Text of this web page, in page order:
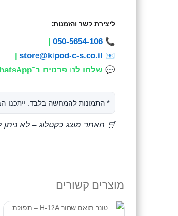
ליצירת קשר והזמנות:
📞
050-5654-106
|
📧
store@kipod-c-s.co.il
|
💬 שלחו לנו פרטים ב־WhatsApp
* התמונות להמחשה בלבד. ייתכנו
🛒 האתר מוצג כקטלוג – לא
מוצרים קשורים